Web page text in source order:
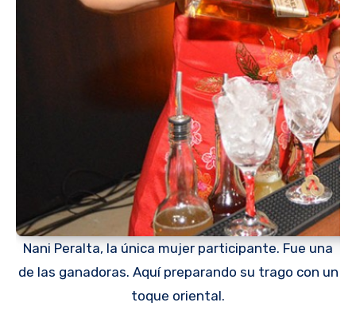
Nani Peralta, la única mujer participante. Fue una
de las ganadoras. Aquí preparando su trago con un
toque oriental.